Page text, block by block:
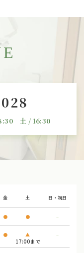
土 / 16:30
金 土 日・祝日
● ● ―
● ▲
17:00まで
―